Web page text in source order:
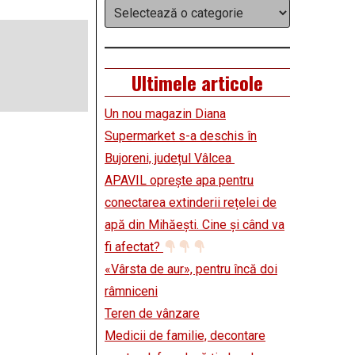
Categorii
Ultimele articole
Un nou magazin Diana
Supermarket s-a deschis în
Bujoreni, județul Vâlcea
APAVIL oprește apa pentru
conectarea extinderii rețelei de
apă din Mihăești. Cine și când va
fi afectat?
«Vârsta de aur», pentru încă doi
râmniceni
Teren de vânzare
Medicii de familie, decontare